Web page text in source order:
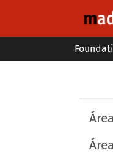
Main
Main